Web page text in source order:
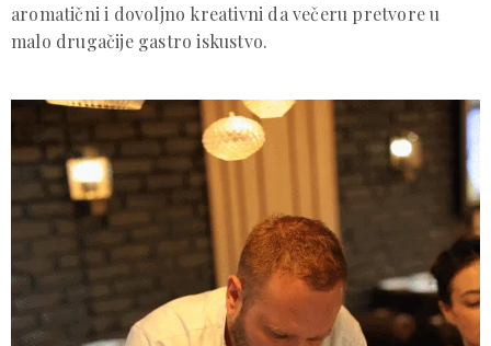
aromatični i dovoljno kreativni da večeru pretvore u
malo drugačije gastro iskustvo.